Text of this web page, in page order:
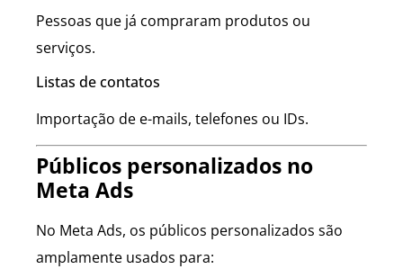
Pessoas que já compraram produtos ou
serviços.
Listas de contatos
Importação de e-mails, telefones ou IDs.
Públicos personalizados no
Meta Ads
No Meta Ads, os públicos personalizados são
amplamente usados para: